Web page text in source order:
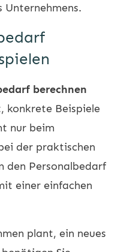
berechnen
konkrete Beispiele
nur beim
der praktischen
den Personalbedarf
einer einfachen
plant, ein neues